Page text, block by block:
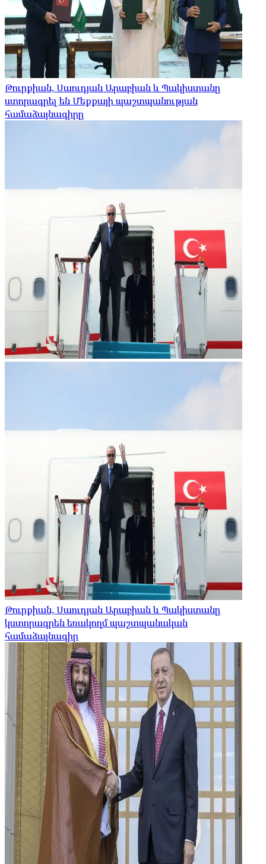
Թուրքիան, Սաուդյան Արաբիան և Պակիստանը
ստորագրել են Մեքքայի պաշտպանության
համաձայնագիրը
Թուրքիան, Սաուդյան Արաբիան և Պակիստանը
կստորագրեն եռակողմ պաշտպանական
համաձայնագիր